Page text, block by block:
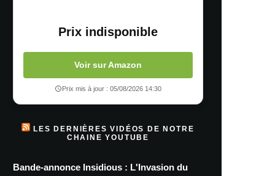
Prix indisponible
Voir sur Amazon
Prix mis à jour : 05/08/2026 14:30
LES DERNIÈRES VIDÉOS DE NOTRE
CHAINE YOUTUBE
Bande-annonce Insidious : L'Invasion du